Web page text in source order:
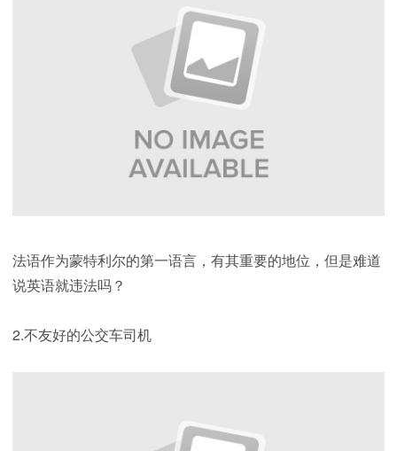
法语作为蒙特利尔的第一语言，有其重要的地位，但是难道
说英语就违法吗？
2.不友好的公交车司机